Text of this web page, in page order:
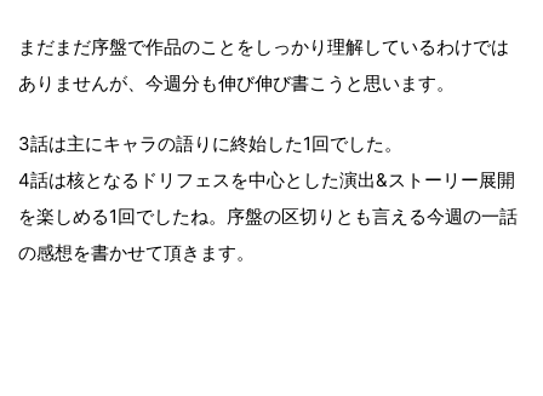
まだまだ序盤で作品のことをしっかり理解しているわけでは
ありませんが、今週分も伸び伸び書こうと思います。
3話は主にキャラの語りに終始した1回でした。
4話は核となるドリフェスを中心とした演出&ストーリー展開
を楽しめる1回でしたね。序盤の区切りとも言える今週の一話
の感想を書かせて頂きます。